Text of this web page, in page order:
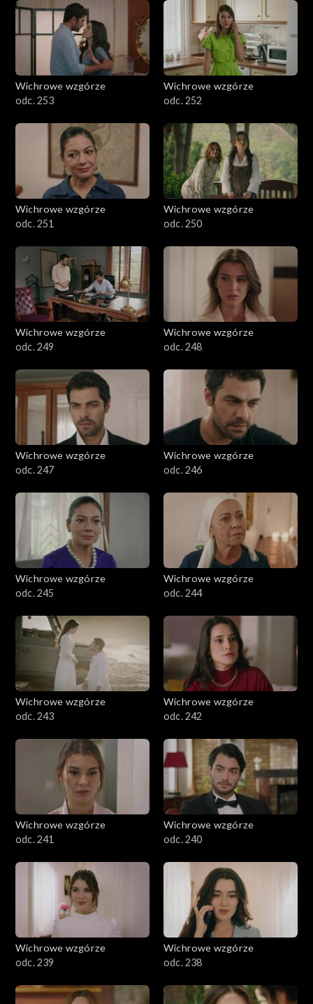
Wichrowe wzgórze
odc. 253
Wichrowe wzgórze
odc. 252
Wichrowe wzgórze
odc. 251
Wichrowe wzgórze
odc. 250
Wichrowe wzgórze
odc. 249
Wichrowe wzgórze
odc. 248
Wichrowe wzgórze
odc. 247
Wichrowe wzgórze
odc. 246
Wichrowe wzgórze
odc. 245
Wichrowe wzgórze
odc. 244
Wichrowe wzgórze
odc. 243
Wichrowe wzgórze
odc. 242
Wichrowe wzgórze
odc. 241
Wichrowe wzgórze
odc. 240
Wichrowe wzgórze
odc. 239
Wichrowe wzgórze
odc. 238